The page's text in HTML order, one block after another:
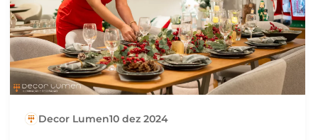
Decor Lumen10 dez 2024